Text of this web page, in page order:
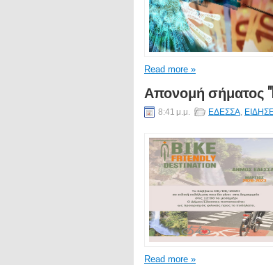
Read more »
Απονομή σήματος
8:41 μ.μ. ΕΔΕΣΣΑ,
Read more »